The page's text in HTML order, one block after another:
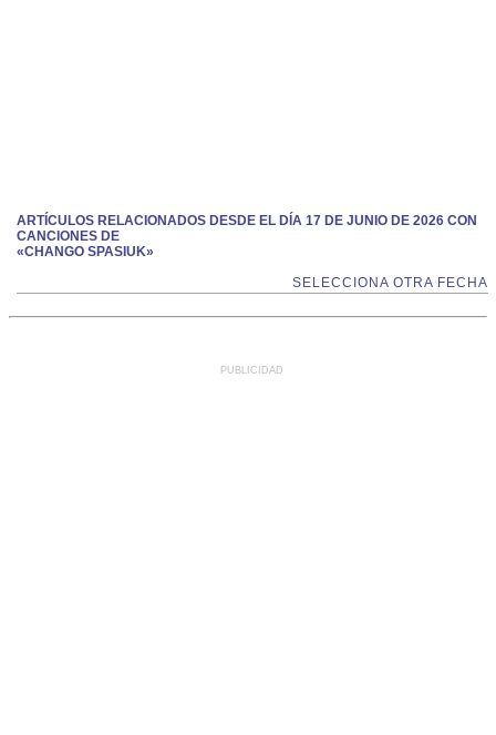
ARTÍCULOS RELACIONADOS DESDE EL DÍA 17 DE JUNIO DE 2026 CON
CANCIONES DE
«CHANGO SPASIUK»
SELECCIONA OTRA FECHA
PUBLICIDAD